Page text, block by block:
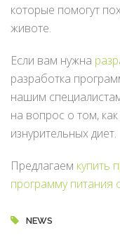
которые помогут
животе.
Если вам нужна
разработка
нашим
на вопрос о том,
изнурительных диет.
Предлагаем купить
программу питания
NEWS